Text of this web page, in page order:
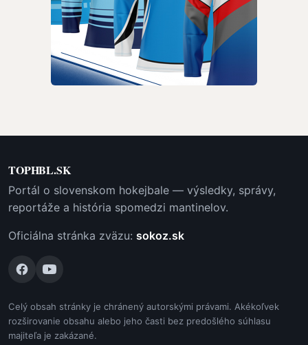
TOPHBL.SK
Portál o slovenskom hokejbale — výsledky, správy,
reportáže a história spomedzi mantinelov.
Oficiálna stránka zväzu: sokoz.sk
Celý obsah stránky je chránený autorskými právami. Akékoľvek
rozširovanie obsahu alebo jeho časti bez predošlého súhlasu
majiteľa je zakázané.